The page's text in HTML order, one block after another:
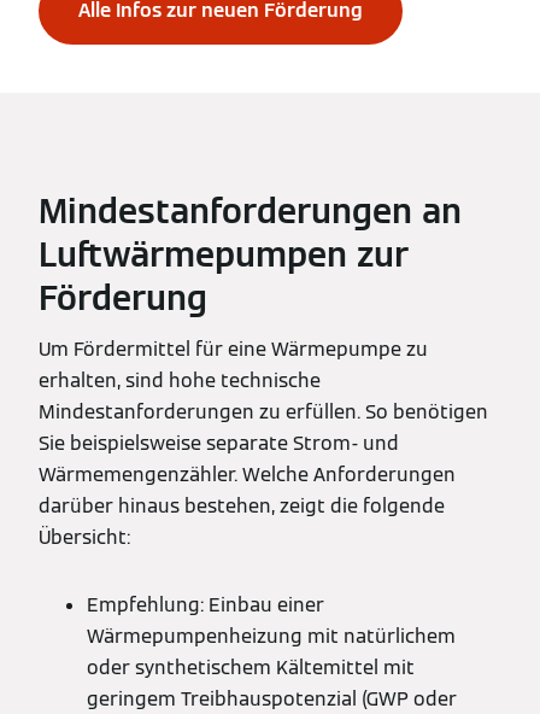
Alle Infos zur neuen Förderung
Mindestanforderungen an
Luftwärmepumpen zur
Förderung
Um Fördermittel für eine Wärmepumpe zu
erhalten, sind hohe technische
Mindestanforderungen zu erfüllen. So benötigen
Sie beispielsweise separate Strom- und
Wärmemengenzähler. Welche Anforderungen
darüber hinaus bestehen, zeigt die folgende
Übersicht:
Empfehlung: Einbau einer
Wärmepumpenheizung mit natürlichem
oder synthetischem Kältemittel mit
geringem Treibhauspotenzial (GWP oder